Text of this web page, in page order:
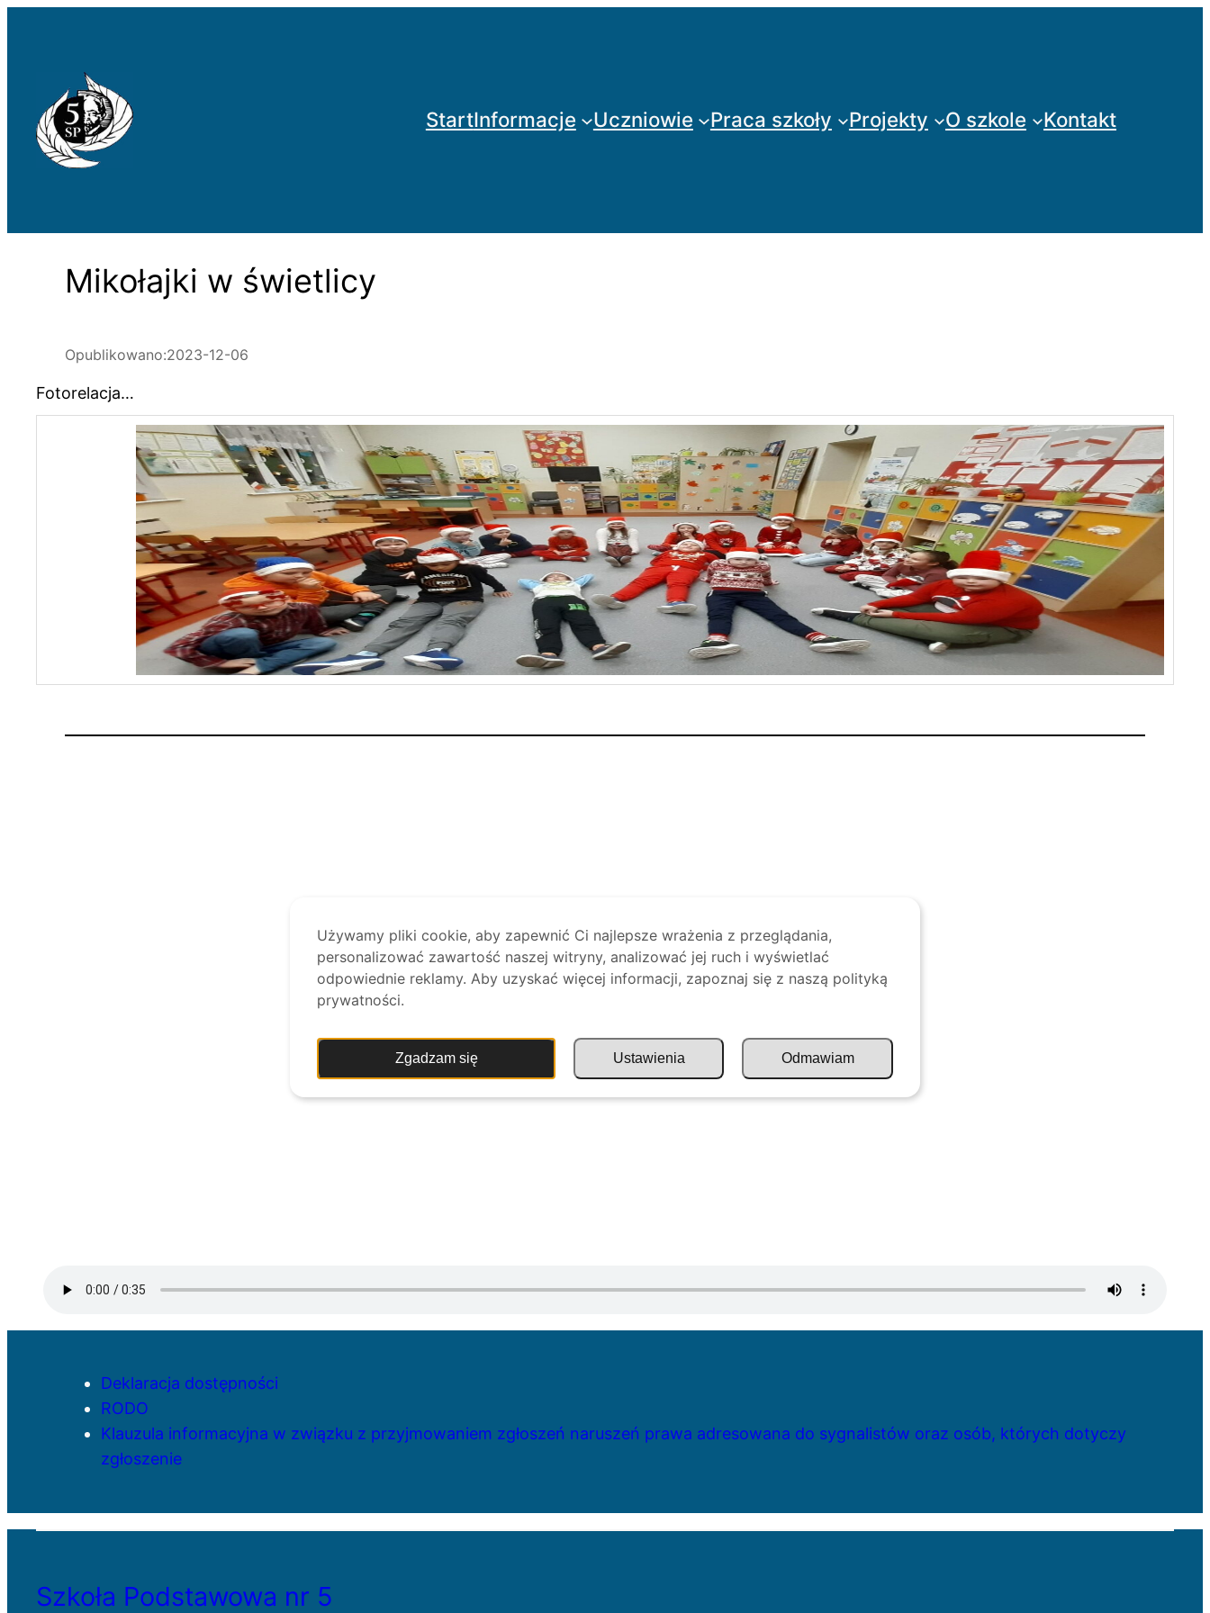
StartInformacje Uczniowie Praca szkoły Projekty O szkole Kontakt
Mikołajki w świetlicy
Opublikowano:2023-12-06
Fotorelacja…
Deklaracja dostępności
RODO
Klauzula informacyjna w związku z przyjmowaniem zgłoszeń naruszeń prawa adresowana do sygnalistów oraz osób, których dotyczy
zgłoszenie
Szkoła Podstawowa nr 5
Używamy pliki cookie, aby zapewnić Ci najlepsze wrażenia z przeglądania,
personalizować zawartość naszej witryny, analizować jej ruch i wyświetlać
odpowiednie reklamy. Aby uzyskać więcej informacji, zapoznaj się z naszą polityką
prywatności.
Zgadzam się Ustawienia Odmawiam